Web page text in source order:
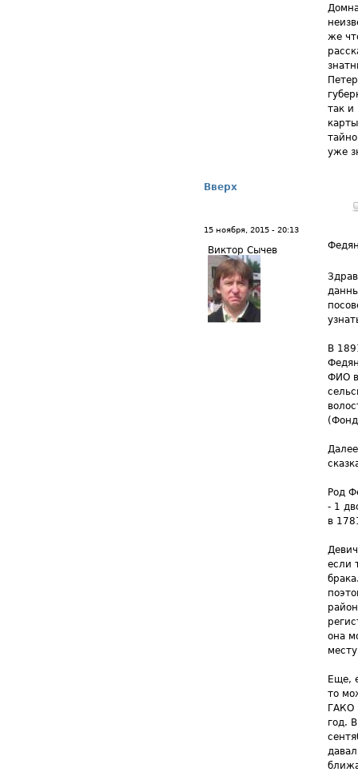
же
так и
уже
Вверх
15 ноября, 2015 - 20:13
Виктор Сычев
В
ФИО
Род
- 1
в
если
она
Еще,
то
ГАКО
год.